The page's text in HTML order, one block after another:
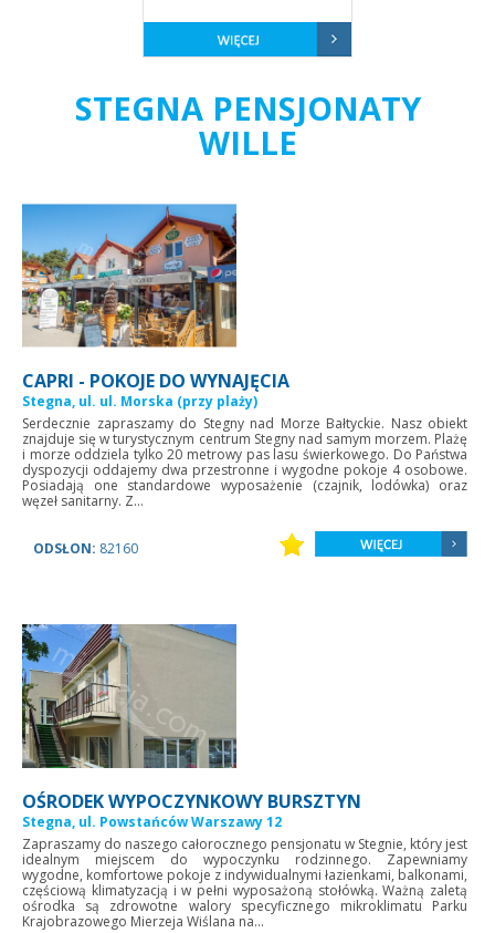
STEGNA PENSJONATY
WILLE
CAPRI - POKOJE DO WYNAJĘCIA
Stegna, ul. ul. Morska (przy plaży)
Serdecznie zapraszamy do Stegny nad Morze Bałtyckie. Nasz obiekt
znajduje się w turystycznym centrum Stegny nad samym morzem. Plażę
i morze oddziela tylko 20 metrowy pas lasu świerkowego. Do Państwa
dyspozycji oddajemy dwa przestronne i wygodne pokoje 4 osobowe.
Posiadają one standardowe wyposażenie (czajnik, lodówka) oraz
węzeł sanitarny. Z...
ODSŁON: 82160
OŚRODEK WYPOCZYNKOWY BURSZTYN
Stegna, ul. Powstańców Warszawy 12
Zapraszamy do naszego całorocznego pensjonatu w Stegnie, który jest
idealnym miejscem do wypoczynku rodzinnego. Zapewniamy
wygodne, komfortowe pokoje z indywidualnymi łazienkami, balkonami,
częściową klimatyzacją i w pełni wyposażoną stołówką. Ważną zaletą
ośrodka są zdrowotne walory specyficznego mikroklimatu Parku
Krajobrazowego Mierzeja Wiślana na...